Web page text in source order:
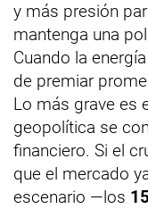
y más presión
mantenga una
Cuando la
de premiar
Lo más grave es
geopolítica se
financiero. Si el
que el mercado
escenario —los